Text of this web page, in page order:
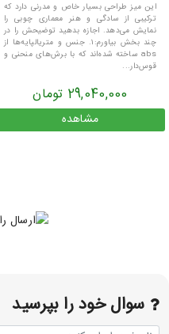
این میز طراحی بسیار خاص و مدرنی دارد که
ترکیبی از سادگی و هنر معماری چوبی را
نمایش می‌دهد. اجازه بدهید توضیحش را در
چند بخش بیاورم:۱. جنس و متریالپایه‌ها از
abs ساخته شده‌اند که با برش‌های منحنی و
قوس‌دار...
29,040,000 تومان
مشاهده
سوال خود را بپرسید